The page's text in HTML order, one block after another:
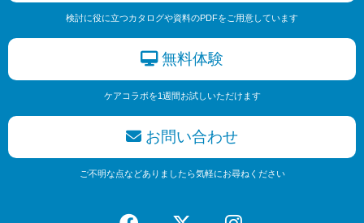
検討に役に立つカタログや資料のPDFをご用意しています
無料体験
ケアコラボを1週間お試しいただけます
お問い合わせ
ご不明な点などありましたら気軽にお尋ねください